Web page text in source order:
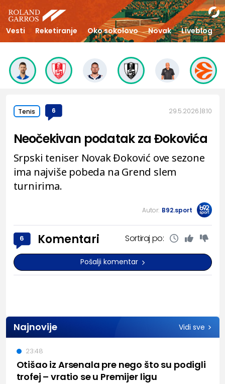
Vesti Reketiranje Oko sokolovo Novak Liveblog
Tenis 6 29.5.2026. 8:10
Neočekivan podatak za Đokovića
Srpski teniser Novak Đoković ove sezone
ima najviše pobeda na Grend slem
turnirima.
Autor: B92.sport
6 Komentari Sortiraj po:
Pošalji komentar
Najnovije Vidi sve
Otišao iz Arsenala pre nego što su podigli
trofej – vratio se u Premijer ligu
23:48